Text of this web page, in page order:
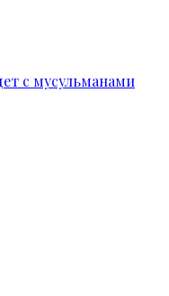
с мусульманами